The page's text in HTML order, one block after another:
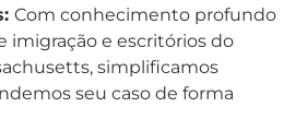
Com conhecimento profundo
imigração e escritórios do
simplificamos
seu caso de forma